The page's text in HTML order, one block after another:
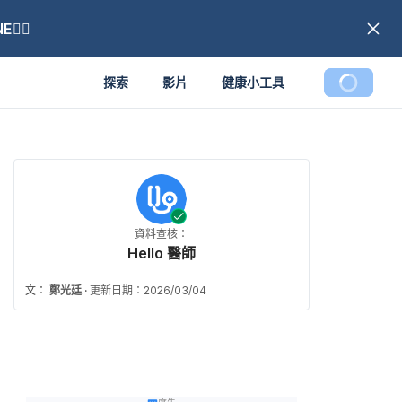
探索 影片 健康小工具
資料查核：
Hello 醫師
文： 鄭光廷 · 更新日期：2026/03/04